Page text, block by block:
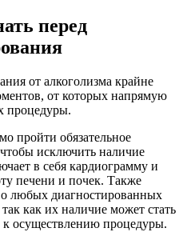
перед
от алкоголизма крайне
от которых напрямую
процедуры.
пройти обязательное
исключить наличие
в себя кардиограмму и
печени и почек. Также
любых диагностированных
как их наличие может стать
осуществлению процедуры.